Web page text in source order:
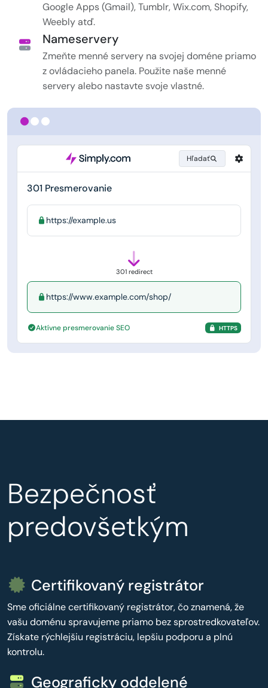
Hľadať
301 Presmerovanie
https://example.us
301 redirect
https://www.example.com/shop/
Aktívne presmerovanie SEO HTTPS
Google Apps (Gmail), Tumblr, Wix.com, Shopify,
Weebly atď.
Nameservery
Zmeňte menné servery na svojej doméne priamo
z ovládacieho panela. Použite naše menné
servery alebo nastavte svoje vlastné.
Bezpečnosť
predovšetkým
Certifikovaný registrátor
Sme oficiálne certifikovaný registrátor, čo znamená, že
vašu doménu spravujeme priamo bez sprostredkovateľov.
Získate rýchlejšiu registráciu, lepšiu podporu a plnú
kontrolu.
Geograficky oddelené